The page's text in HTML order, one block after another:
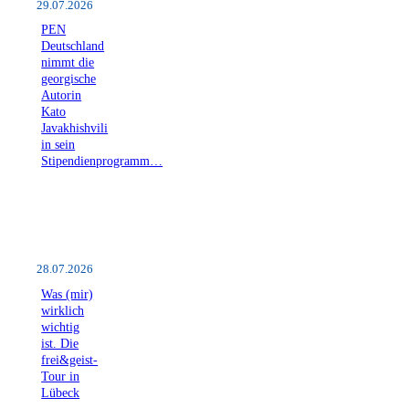
29.07.2026
PEN
Deutschland
nimmt die
georgische
Autorin
Kato
Javakhishvili
in sein
Stipendienprogramm…
28.07.2026
Was (mir)
wirklich
wichtig
ist. Die
frei&geist-
Tour in
Lübeck